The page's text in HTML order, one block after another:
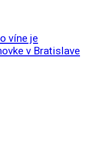
víne je
v Bratislave